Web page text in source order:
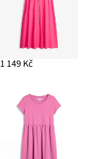
1 149 Kč